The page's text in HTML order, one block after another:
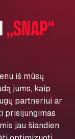
„SNAP“
iš mūsų
jums, kaip
partneriui ar
prisijungimas
jau šiandien